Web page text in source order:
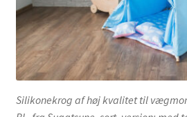
Silikonekrog af høj kvalitet til